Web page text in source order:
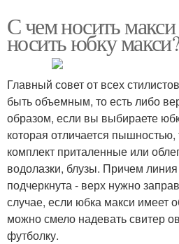
С чем носить
носить юбку
Главный совет от всех
быть объемным, то есть либо
образом, если вы выбираете
которая отличается пышностью,
комплект приталенные или
водолазки, блузы. Причем
подчеркнута - верх нужно
случае, если юбка макси имеет
можно смело надевать свитер
футболку.